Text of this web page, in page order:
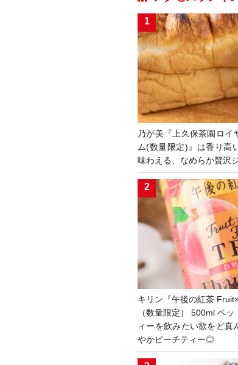
乃が美『上久保茶園ロイ
ム(数量限定)』は香り高
味わえる、なめらか贅沢
キリン『午後の紅茶
（数量限定） 500ml ペ
ィーを飲みたい欲をど真
やかピーチティー◎